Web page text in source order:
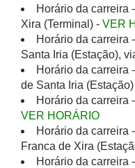
Horário da carreira
Xira (Terminal) - VER
Horário da carreira
Santa Iria (Estação),
Horário da carreira
de Santa Iria
Horário da carreira
VER HORÁRIO
Horário da carreira
Franca de Xira
Horário da carreira